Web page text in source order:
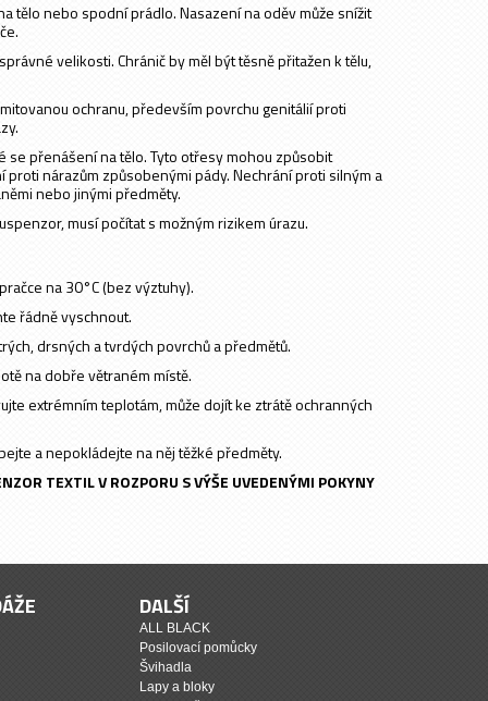
tělo nebo spodní prádlo. Nasazení na oděv může snížit
velikosti. Chránič by měl být těsně přitažen k tělu,
ochranu, především povrchu genitálií proti
se přenášení na tělo. Tyto otřesy mohou způsobit
nárazům způsobenými pády. Nechrání proti silným a
nebo jinými předměty.
musí počítat s možným rizikem úrazu.
na 30°C (bez výztuhy).
řádně vyschnout.
drsných a tvrdých povrchů a předmětů.
na dobře větraném místě.
extrémním teplotám, může dojít ke ztrátě ochranných
a nepokládejte na něj těžké předměty.
TEXTIL V ROZPORU S VÝŠE UVEDENÝMI POKYNY
DALŠÍ
ALL BLACK
Posilovací pomůcky
Švihadla
Lapy a bloky